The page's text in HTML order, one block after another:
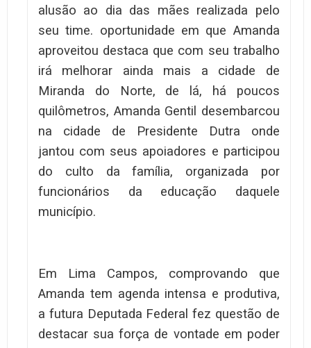
alusão ao dia das mães realizada pelo
seu time. oportunidade em que Amanda
aproveitou destaca que com seu trabalho
irá melhorar ainda mais a cidade de
Miranda do Norte, de lá, há poucos
quilômetros, Amanda Gentil desembarcou
na cidade de Presidente Dutra onde
jantou com seus apoiadores e participou
do culto da família, organizada por
funcionários da educação daquele
município.
Em Lima Campos, comprovando que
Amanda tem agenda intensa e produtiva,
a futura Deputada Federal fez questão de
destacar sua força de vontade em poder